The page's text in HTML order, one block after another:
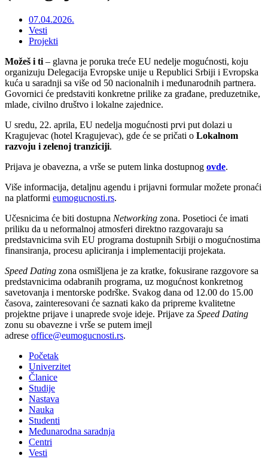
07.04.2026.
Vesti
Projekti
Možeš i ti – glavna je poruka treće EU nedelje mogućnosti, koju
organizuju Delegacija Evropske unije u Republici Srbiji i Evropska
kuća u saradnji sa više od 50 nacionalnih i međunarodnih partnera.
Govornici će predstaviti konkretne prilike za građane, preduzetnike,
mlade, civilno društvo i lokalne zajednice.
U sredu, 22. aprila, EU nedelja mogućnosti prvi put dolazi u
Kragujevac (hotel Kragujevac), gde će se pričati o Lokalnom
razvoju i zelenoj tranziciji.
Prijava je obavezna, a vrše se putem linka dostupnog ovde.
Više informacija, detaljnu agendu i prijavni formular možete pronaći
na platformi eumogucnosti.rs.
Učesnicima će biti dostupna Networking zona. Posetioci će imati
priliku da u neformalnoj atmosferi direktno razgovaraju sa
predstavnicima svih EU programa dostupnih Srbiji o mogućnostima
finansiranja, procesu apliciranja i implementaciji projekata.
Speed Dating zona osmišljena je za kratke, fokusirane razgovore sa
predstavnicima odabranih programa, uz mogućnost konkretnog
savetovanja i mentorske podrške. Svakog dana od 12.00 do 15.00
časova, zainteresovani će saznati kako da pripreme kvalitetne
projektne prijave i unaprede svoje ideje. Prijave za Speed Dating
zonu su obavezne i vrše se putem imejl
adrese office@eumogucnosti.rs.
Početak
Univerzitet
Članice
Studije
Nastava
Nauka
Studenti
Međunarodna saradnja
Centri
Vesti